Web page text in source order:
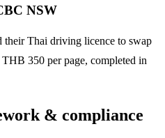
NSW
their Thai driving licence to swap
350 per page, completed in
& compliance